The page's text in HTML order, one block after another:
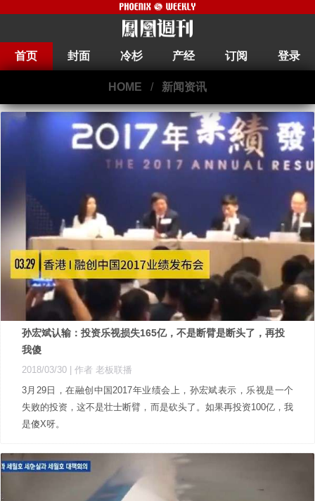
首页 封面 冷杉 产经 订阅 登录
HOME / 新闻资讯
孙宏斌认输：投资乐视损失165亿，不是断臂是断头了，再投
我傻
2018/03/30
| 作者 老板联播
​3月29日，在融创中国2017年业绩会上，孙宏斌表示，乐视是一个
失败的投资，这不是壮士断臂，而是砍头了。如果再投资100亿，我
是傻X呀。